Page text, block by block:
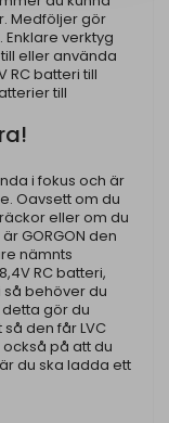
Medföljer gör
verktyg
eller använda
RC batteri till
till
i fokus och är
Oavsett om du
eller om du
GORGON den
nämnts
RC batteri,
så behöver du
gör du
den får LVC
på att du
du ska ladda ett